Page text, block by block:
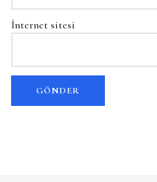
İnternet sitesi